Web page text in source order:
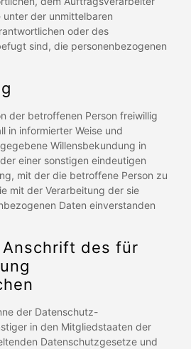
unter der unmittelbaren
oder des
sind, die personenbezogenen
der betroffenen Person freiwillig
in informierter Weise und
Willensbekundung in
einer sonstigen eindeutigen
mit der die betroffene Person zu
mit der Verarbeitung der sie
Daten einverstanden
Anschrift des für
der Datenschutz-
in den Mitgliedstaaten der
Datenschutzgesetze und